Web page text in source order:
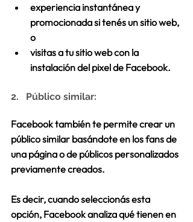
experiencia instantánea y
promocionada si tenés un sitio web,
o
visitas a tu sitio web con la
instalación del pixel de Facebook.
2.   Público similar:
Facebook también te permite crear un
público similar basándote en los fans de
una página o de públicos personalizados
previamente creados.
Es decir, cuando seleccionás esta
opción, Facebook analiza qué tienen en